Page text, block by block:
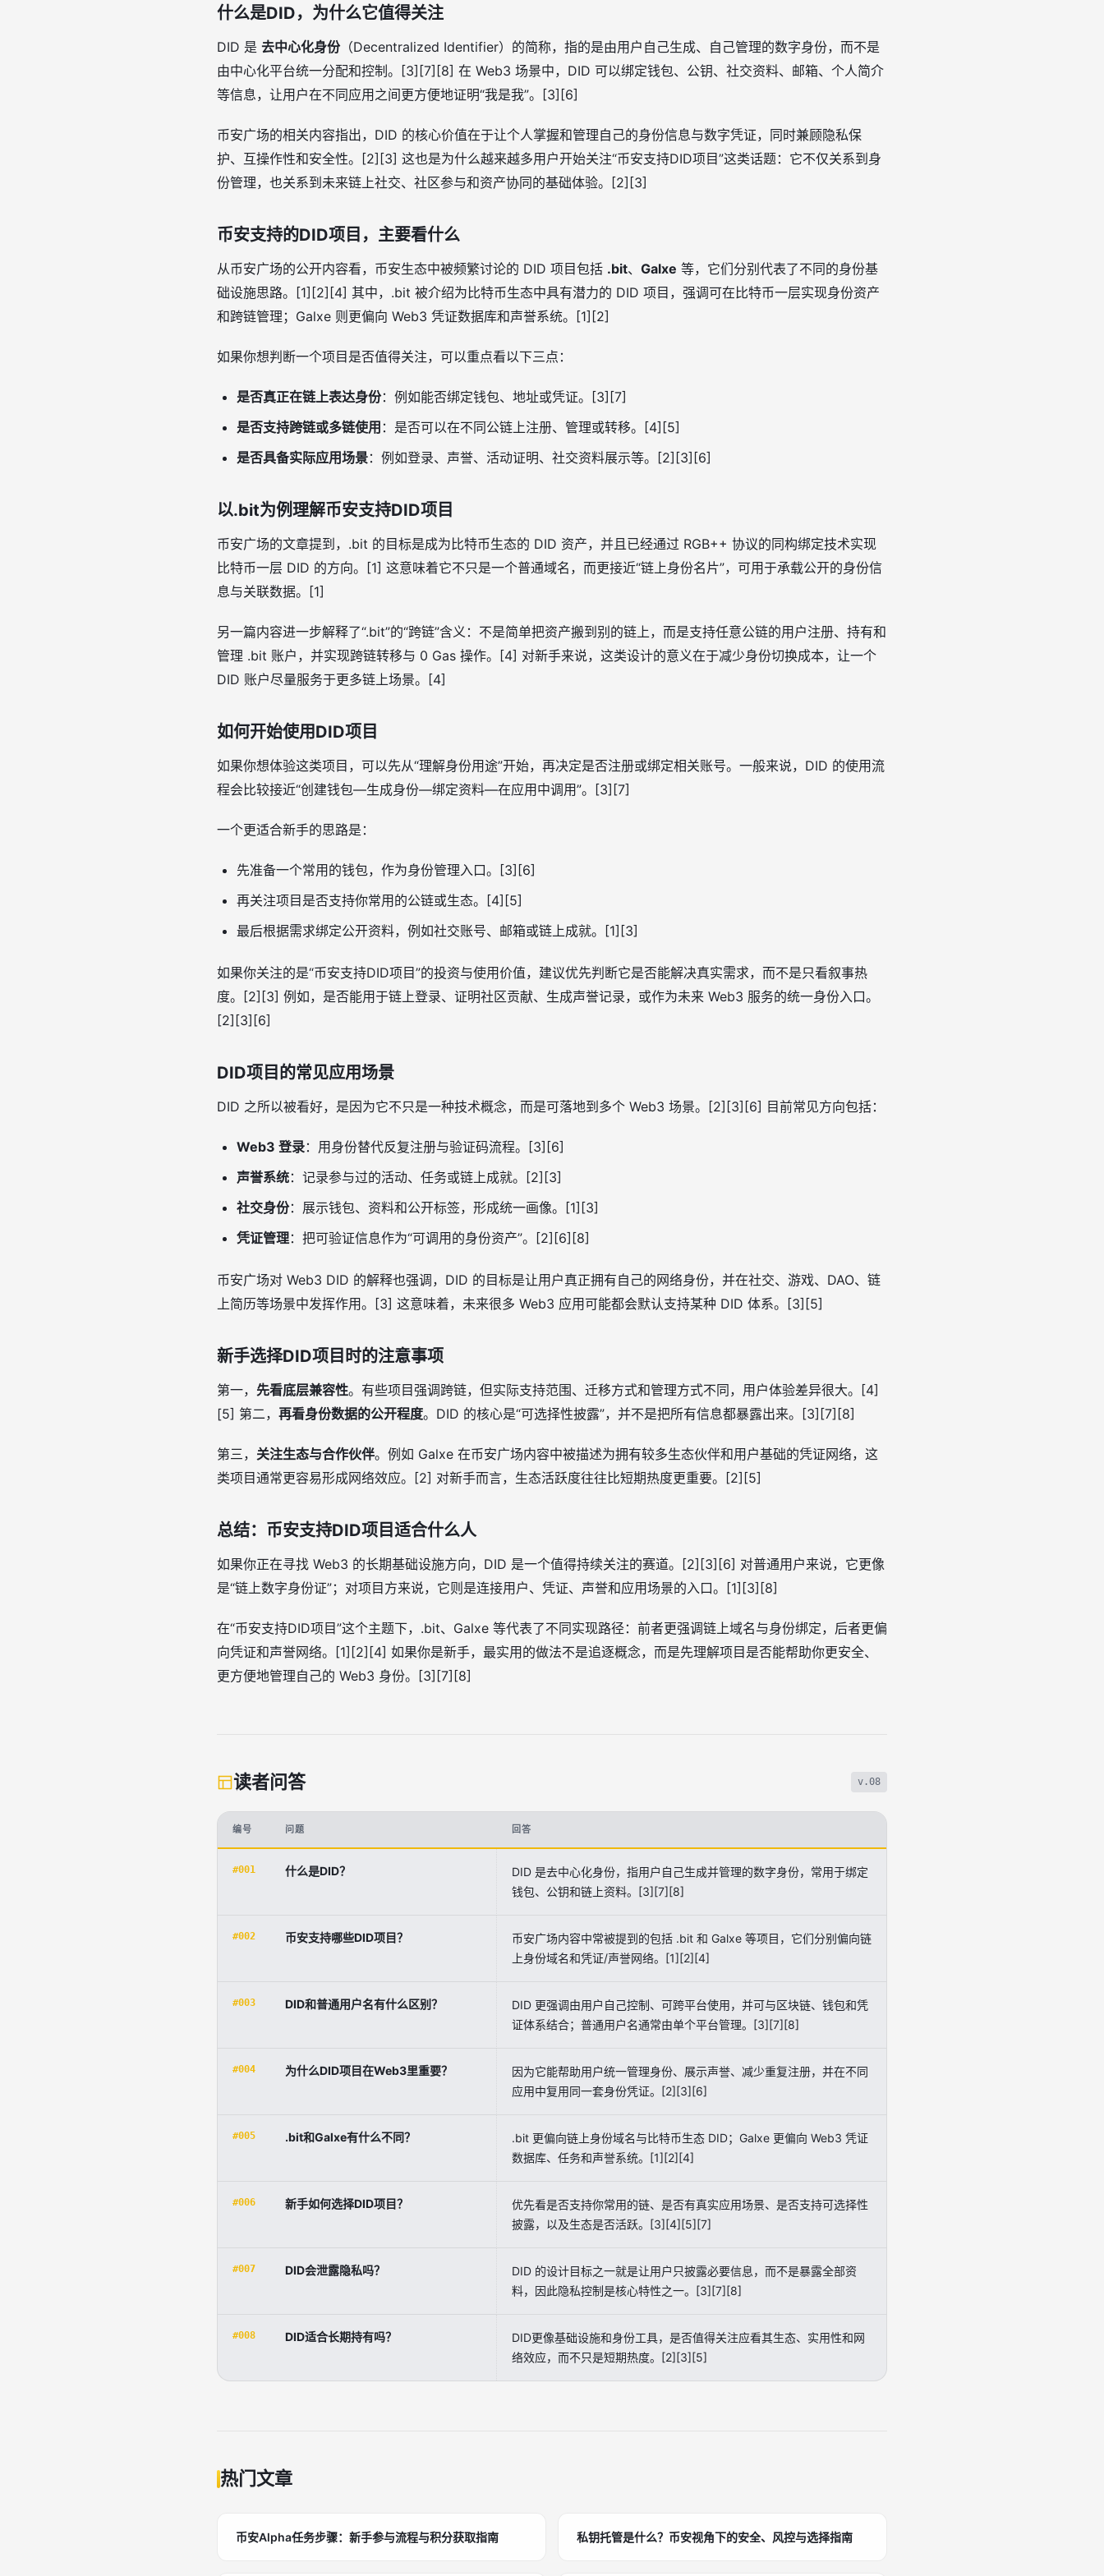
什么是DID，为什么它值得关注
DID 是 去中心化身份（Decentralized Identifier）的简称，指的是由用户自己生成、自己管理的数字身份，而不是
由中心化平台统一分配和控制。[3][7][8] 在 Web3 场景中，DID 可以绑定钱包、公钥、社交资料、邮箱、个人简介
等信息，让用户在不同应用之间更方便地证明“我是我”。[3][6]
币安广场的相关内容指出，DID 的核心价值在于让个人掌握和管理自己的身份信息与数字凭证，同时兼顾隐私保
护、互操作性和安全性。[2][3] 这也是为什么越来越多用户开始关注“币安支持DID项目”这类话题：它不仅关系到身
份管理，也关系到未来链上社交、社区参与和资产协同的基础体验。[2][3]
币安支持的DID项目，主要看什么
从币安广场的公开内容看，币安生态中被频繁讨论的 DID 项目包括 .bit、 Galxe 等，它们分别代表了不同的身份基
础设施思路。[1][2][4] 其中，.bit 被介绍为比特币生态中具有潜力的 DID 项目，强调可在比特币一层实现身份资产
和跨链管理；Galxe 则更偏向 Web3 凭证数据库和声誉系统。[1][2]
如果你想判断一个项目是否值得关注，可以重点看以下三点：
是否真正在链上表达身份：例如能否绑定钱包、地址或凭证。[3][7]
是否支持跨链或多链使用 ：是否可以在不同公链上注册、管理或转移。[4][5]
是否具备实际应用场景：例如登录、声誉、活动证明、社交资料展示等。[2][3][6]
以.bit为例理解币安支持DID项目
币安广场的文章提到，.bit 的目标是成为比特币生态的 DID 资产，并且已经通过 RGB++ 协议的同构绑定技术实现
比特币一层 DID 的方向。[1] 这意味着它不只是一个普通域名，而更接近“链上身份名片”，可用于承载公开的身份信
息与关联数据。[1]
另一篇内容进一步解释了“.bit”的“跨链”含义：不是简单把资产搬到别的链上，而是支持任意公链的用户注册、持有和
管理 .bit 账户，并实现跨链转移与 0 Gas 操作。[4] 对新手来说，这类设计的意义在于减少身份切换成本，让一个
DID 账户尽量服务于更多链上场景。[4]
如何开始使用DID项目
如果你想体验这类项目，可以先从“理解身份用途”开始，再决定是否注册或绑定相关账号。一般来说，DID 的使用流
程会比较接近“创建钱包—生成身份—绑定资料—在应用中调用”。[3][7]
一个更适合新手的思路是：
先准备一个常用的钱包，作为身份管理入口。[3][6]
再关注项目是否支持你常用的公链或生态。[4][5]
最后根据需求绑定公开资料，例如社交账号、邮箱或链上成就。[1][3]
如果你关注的是“币安支持DID项目”的投资与使用价值，建议优先判断它是否能解决真实需求，而不是只看叙事热
度。[2][3] 例如，是否能用于链上登录、证明社区贡献、生成声誉记录，或作为未来 Web3 服务的统一身份入口。
[2][3][6]
DID项目的常见应用场景
DID 之所以被看好，是因为它不只是一种技术概念，而是可落地到多个 Web3 场景。[2][3][6] 目前常见方向包括：
Web3 登录：用身份替代反复注册与验证码流程。[3][6]
声誉系统：记录参与过的活动、任务或链上成就。[2][3]
社交身份：展示钱包、资料和公开标签，形成统一画像。[1][3]
凭证管理：把可验证信息作为“可调用的身份资产”。[2][6][8]
币安广场对 Web3 DID 的解释也强调，DID 的目标是让用户真正拥有自己的网络身份，并在社交、游戏、DAO、链
上简历等场景中发挥作用。[3] 这意味着，未来很多 Web3 应用可能都会默认支持某种 DID 体系。[3][5]
新手选择DID项目时的注意事项
第一， 先看底层兼容性。有些项目强调跨链，但实际支持范围、迁移方式和管理方式不同，用户体验差异很大。[4]
[5] 第二， 再看身份数据的公开程度。DID 的核心是“可选择性披露”，并不是把所有信息都暴露出来。[3][7][8]
第三， 关注生态与合作伙伴。例如 Galxe 在币安广场内容中被描述为拥有较多生态伙伴和用户基础的凭证网络，这
类项目通常更容易形成网络效应。[2] 对新手而言，生态活跃度往往比短期热度更重要。[2][5]
总结：币安支持DID项目适合什么人
如果你正在寻找 Web3 的长期基础设施方向，DID 是一个值得持续关注的赛道。[2][3][6] 对普通用户来说，它更像
是“链上数字身份证”；对项目方来说，它则是连接用户、凭证、声誉和应用场景的入口。[1][3][8]
在“币安支持DID项目”这个主题下，.bit、Galxe 等代表了不同实现路径：前者更强调链上域名与身份绑定，后者更偏
向凭证和声誉网络。[1][2][4] 如果你是新手，最实用的做法不是追逐概念，而是先理解项目是否能帮助你更安全、
更方便地管理自己的 Web3 身份。[3][7][8]
读者问答 v.08
编号 问题 回答
#001 什么是DID？
DID 是去中心化身份，指用户自己生成并管理的数字身份，常用于绑定
钱包、公钥和链上资料。[3][7][8]
#002 币安支持哪些DID项目？
币安广场内容中常被提到的包括 .bit 和 Galxe 等项目，它们分别偏向链
上身份域名和凭证/声誉网络。[1][2][4]
#003 DID和普通用户名有什么区别？
DID 更强调由用户自己控制、可跨平台使用，并可与区块链、钱包和凭
证体系结合；普通用户名通常由单个平台管理。[3][7][8]
#004 为什么DID项目在Web3里重要？
因为它能帮助用户统一管理身份、展示声誉、减少重复注册，并在不同
应用中复用同一套身份凭证。[2][3][6]
#005 .bit和Galxe有什么不同？
.bit 更偏向链上身份域名与比特币生态 DID；Galxe 更偏向 Web3 凭证
数据库、任务和声誉系统。[1][2][4]
#006 新手如何选择DID项目？
优先看是否支持你常用的链、是否有真实应用场景、是否支持可选择性
披露，以及生态是否活跃。[3][4][5][7]
#007 DID会泄露隐私吗？
DID 的设计目标之一就是让用户只披露必要信息，而不是暴露全部资
料，因此隐私控制是核心特性之一。[3][7][8]
#008 DID适合长期持有吗？
DID更像基础设施和身份工具，是否值得关注应看其生态、实用性和网
络效应，而不只是短期热度。[2][3][5]
热门文章
币安Alpha任务步骤：新手参与流程与积分获取指南 私钥托管是什么？币安视角下的安全、风控与选择指南